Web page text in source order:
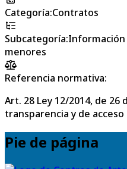
Categoría:Contratos
Subcategoría:
menores
Referencia normativa:
Art. 28 Ley 12/2014, de 26
transparencia y de
Pie de página